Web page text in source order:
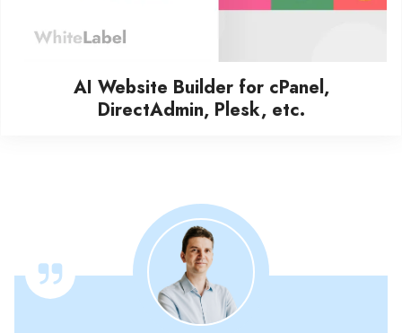
AI Website Builder for cPanel,
DirectAdmin, Plesk, etc.